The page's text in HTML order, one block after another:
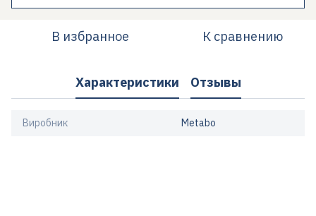
В избранное К сравнению
Характеристики Отзывы
Виробник Metabo